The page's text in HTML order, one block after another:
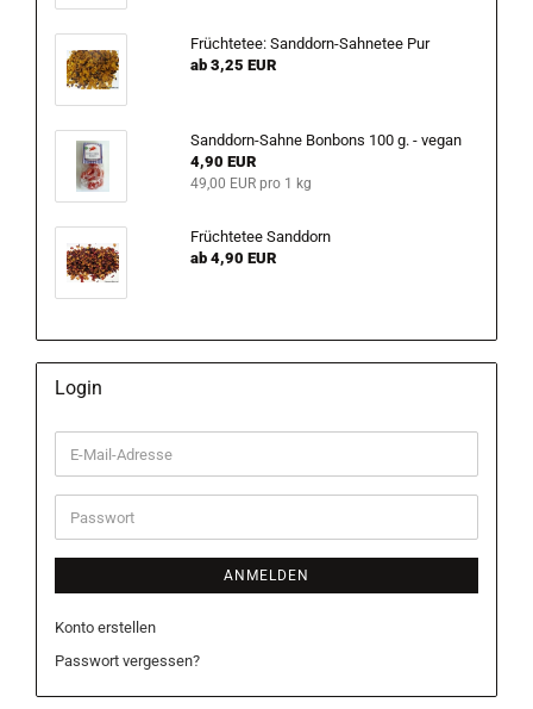
Früchtetee: Sanddorn-Sahnetee Pur
ab 3,25 EUR
Sanddorn-Sahne Bonbons 100 g. - vegan
4,90 EUR
49,00 EUR pro 1 kg
Früchtetee Sanddorn
ab 4,90 EUR
Login
E-
Mail-
Adresse
Passwort
ANMELDEN
Konto erstellen
Passwort vergessen?